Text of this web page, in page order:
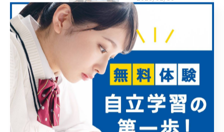
2023/07/23
私立中学生等先取り学習には、高進塾が最適です。
2023/07/20